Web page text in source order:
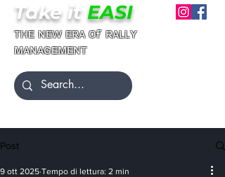
Take it EASI
ᴛʜᴇ ɴᴇᴡ ᴇʀᴀ ᴏғ ʀᴀʟʟʏ
ᴍᴀɴᴀɢᴇᴍᴇɴᴛ
Post
9 ott 2025 Tempo di lettura: 2 min